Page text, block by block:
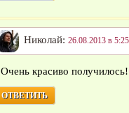
Николай: 26.08.2013 в
Очень красиво получилось!
ОТВЕТИТЬ